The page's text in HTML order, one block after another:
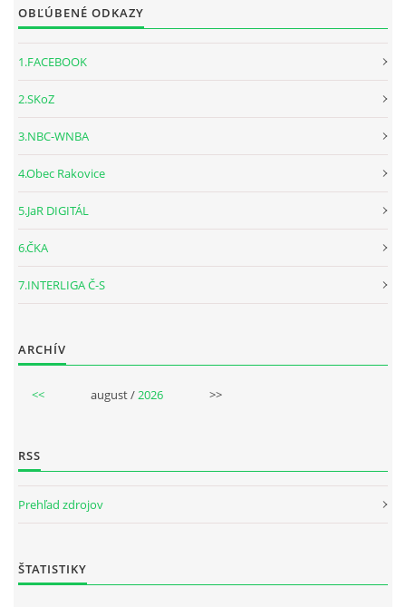
OBĽÚBENÉ ODKAZY
1.FACEBOOK
2.SKoZ
3.NBC-WNBA
4.Obec Rakovice
5.JaR DIGITÁL
6.ČKA
7.INTERLIGA Č-S
ARCHÍV
<< august /2026 >>
RSS
Prehľad zdrojov
ŠTATISTIKY